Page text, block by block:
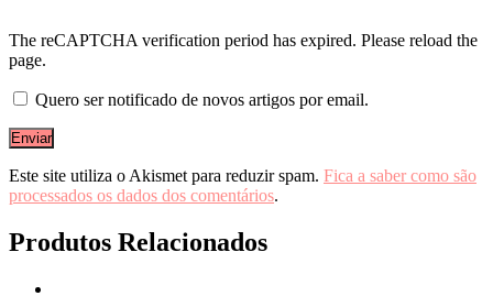
The reCAPTCHA verification period has expired. Please reload the
page.
Quero ser notificado de novos artigos por email.
Este site utiliza o Akismet para reduzir spam. Fica a saber como são
processados os dados dos comentários.
Produtos Relacionados